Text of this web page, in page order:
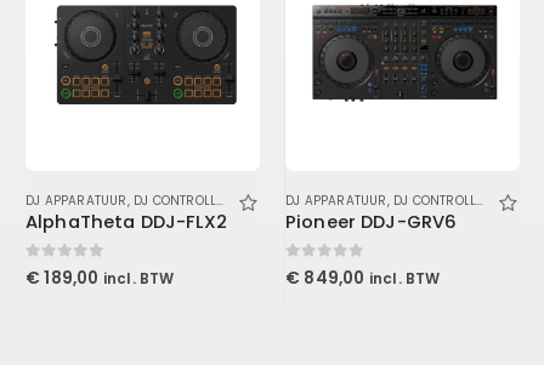
DJ APPARATUUR, DJ CONTROLLERS ,SPELERS
AlphaTheta DDJ-FLX2
0out of 5
€ 189,00 incl. BTW
DJ APPARATUUR, DJ CONTROLLERS ,
Pioneer DDJ-GRV6
0out of 5
€ 849,00 incl. BTW